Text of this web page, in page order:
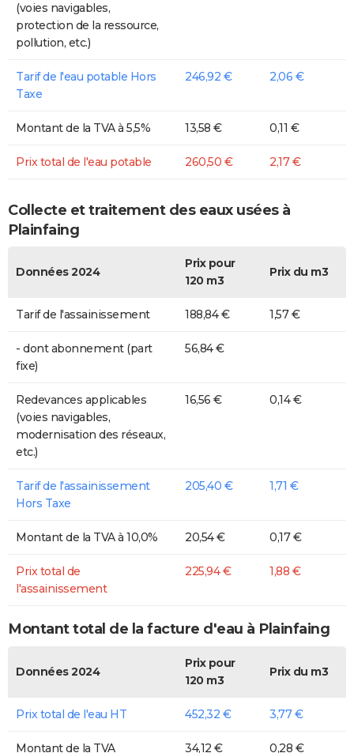
(voies navigables,
protection de la ressource,
pollution, etc.)
Tarif de l'eau potable Hors
Taxe
246,92 € 2,06 €
Montant de la TVA à 5,5% 13,58 € 0,11 €
Prix total de l'eau potable 260,50 € 2,17 €
Collecte et traitement des eaux usées à
Plainfaing
Données 2024
Prix pour
120 m3
Prix du m3
Tarif de l'assainissement 188,84 € 1,57 €
- dont abonnement (part
fixe)
56,84 €
Redevances applicables
(voies navigables,
modernisation des réseaux,
etc.)
16,56 € 0,14 €
Tarif de l'assainissement
Hors Taxe
205,40 € 1,71 €
Montant de la TVA à 10,0% 20,54 € 0,17 €
Prix total de
l'assainissement
225,94 € 1,88 €
Montant total de la facture d'eau à Plainfaing
Données 2024
Prix pour
120 m3
Prix du m3
Prix total de l'eau HT 452,32 € 3,77 €
Montant de la TVA 34,12 € 0,28 €